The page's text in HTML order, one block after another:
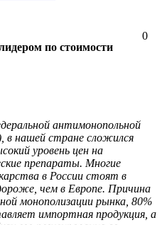
0
по стоимости
антимонопольной
нашей стране сложился
уровень цен на
препараты. Многие
в России стоят в
чем в Европе. Причина
монополизации рынка, 80%
импортная продукция, а